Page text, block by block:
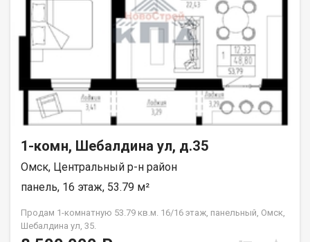
1-комн, Шебалдина ул, д.35
Омск, Центральный р-н район
панель, 16 этаж, 53.79 м²
Продам 1-комнатную 53.79 кв.м. 16/16 этаж, панельный, Омск,
Шебалдина ул, 35.